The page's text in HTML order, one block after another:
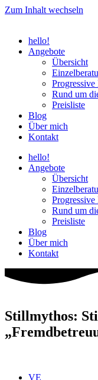
Zum Inhalt wechseln
hello!
Angebote
Übersicht
Rund um
Preisliste
Blog
Über mich
Kontakt
hello!
Angebote
Übersicht
Rund um
Preisliste
Blog
Über mich
Kontakt
Stillmythos:
VE